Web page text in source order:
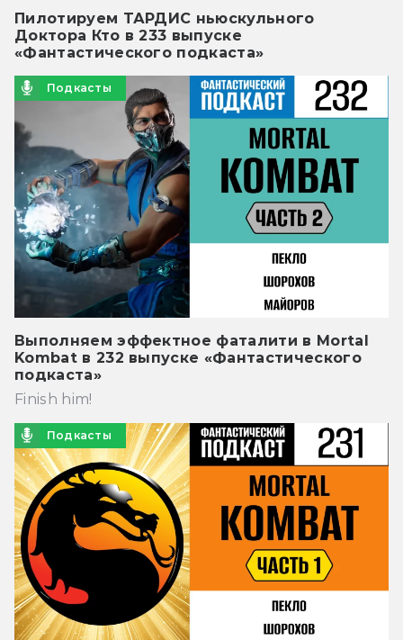
Пилотируем ТАРДИС ньюскульного
Доктора Кто в 233 выпуске
«Фантастического подкаста»
Подкасты
Выполняем эффектное фаталити в Mortal
Kombat в 232 выпуске «Фантастического
подкаста»
Finish him!
Подкасты